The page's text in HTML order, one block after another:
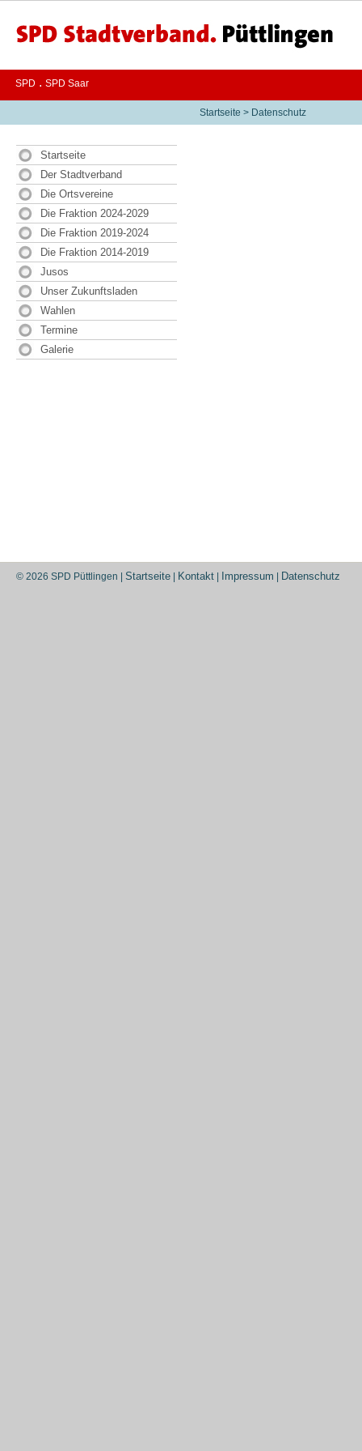
SPD . SPD Saar
Startseite > Datenschutz
Startseite
Der Stadtverband
Die Ortsvereine
Die Fraktion 2024-2029
Die Fraktion 2019-2024
Die Fraktion 2014-2019
Jusos
Unser Zukunftsladen
Wahlen
Termine
Galerie
© 2026 SPD Püttlingen | Startseite Kontakt Impressum Datenschutz